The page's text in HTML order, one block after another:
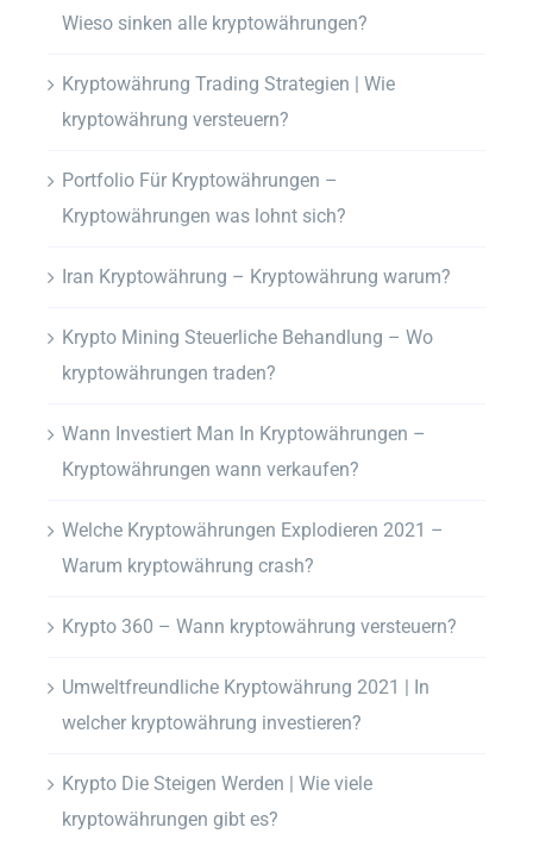
Wieso sinken alle kryptowährungen?
Kryptowährung Trading Strategien | Wie
kryptowährung versteuern?
Portfolio Für Kryptowährungen –
Kryptowährungen was lohnt sich?
Iran Kryptowährung – Kryptowährung warum?
Krypto Mining Steuerliche Behandlung – Wo
kryptowährungen traden?
Wann Investiert Man In Kryptowährungen –
Kryptowährungen wann verkaufen?
Welche Kryptowährungen Explodieren 2021 –
Warum kryptowährung crash?
Krypto 360 – Wann kryptowährung versteuern?
Umweltfreundliche Kryptowährung 2021 | In
welcher kryptowährung investieren?
Krypto Die Steigen Werden | Wie viele
kryptowährungen gibt es?